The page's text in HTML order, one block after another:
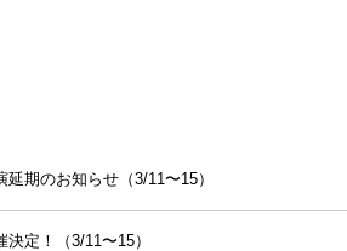
期のお知らせ（3/11〜15）
定！（3/11〜15）